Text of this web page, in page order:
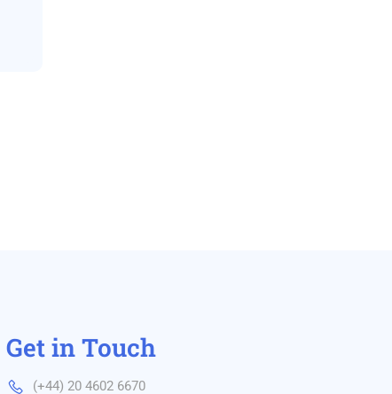
Get in Touch
(+44) 20 4602 6670